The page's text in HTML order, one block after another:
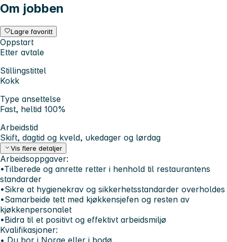
Om jobben
Lagre favoritt
Oppstart
Etter avtale
Stillingstittel
Kokk
Type ansettelse
Fast, heltid 100%
Arbeidstid
Skift, dagtid og kveld, ukedager og lørdag
Vis flere detaljer
Arbeidsoppgaver:
•Tilberede og anrette retter i henhold til restaurantens
standarder
•Sikre at hygienekrav og sikkerhetsstandarder overholdes
•Samarbeide tett med kjøkkensjefen og resten av
kjøkkenpersonalet
•Bidra til et positivt og effektivt arbeidsmiljø
Kvalifikasjoner: